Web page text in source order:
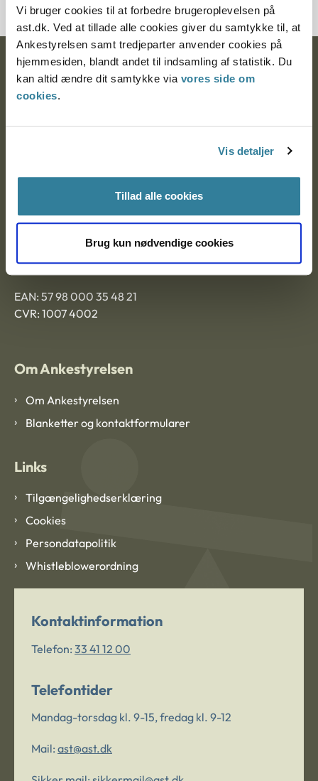
Vi bruger cookies til at forbedre brugeroplevelsen på
ast.dk. Ved at tillade alle cookies giver du samtykke til, at
Ankestyrelsen samt tredjeparter anvender cookies på
hjemmesiden, blandt andet til indsamling af statistik. Du
kan altid ændre dit samtykke via vores side om
cookies.
Vis detaljer
Tillad alle cookies
Brug kun nødvendige cookies
Ankestyrelsen
Postadresse:
Nytorv 7, 2. sal
Ankestyrelsen Aalborg
Ankestyrelsen København
EAN: 57 98 000 35 48 21
CVR: 1007 4002
Om Ankestyrelsen
Om Ankestyrelsen
Blanketter og kontaktformularer
Links
Tilgængelighedserklæring
Cookies
Persondatapolitik
Whistleblowerordning
Kontaktinformation
Telefon: 33 41 12 00
Telefontider
Mandag-torsdag kl. 9-15, fredag kl. 9-12
Mail: ast@ast.dk